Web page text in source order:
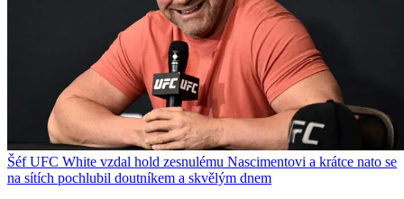
Šéf UFC White vzdal hold zesnulému Nascimentovi a krátce nato se
na sítích pochlubil doutníkem a skvělým dnem